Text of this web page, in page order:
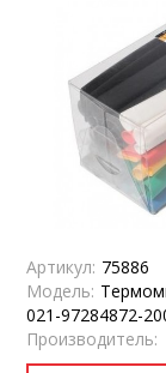
Артикул: 75886
Модель:
021-97284872-
Производитель: